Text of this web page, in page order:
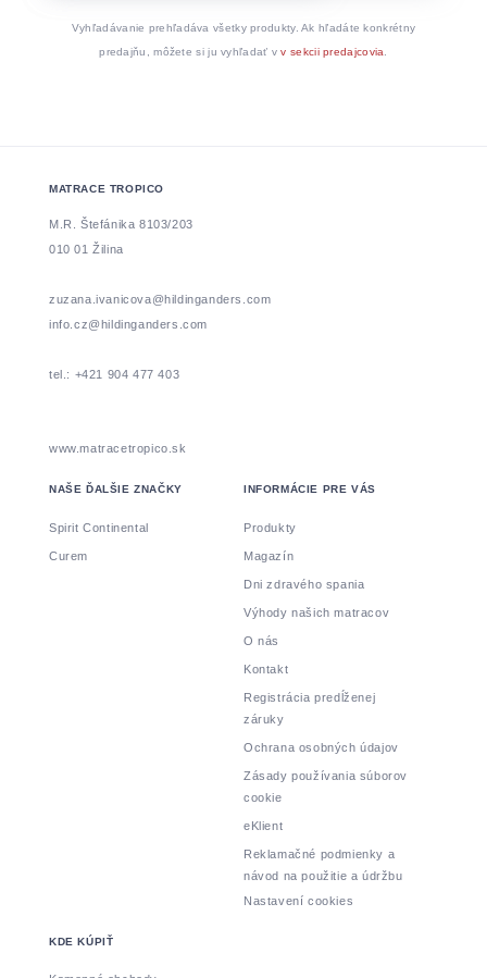
Vyhľadávanie prehľadáva všetky produkty. Ak hľadáte konkrétny
predajňu, môžete si ju vyhľadať vv sekcii predajcovia
MATRACE TROPICO
M.R. Štefánika 8103/203
010 01 Žilina
zuzana.ivanicova@hildinganders.com
info.cz@hildinganders.com
tel.: +421 904 477 403
www.matracetropico.sk
NAŠE ĎALŠIE ZNAČKY
Spirit Continental
Curem
INFORMÁCIE PRE VÁS
Produkty
Magazín
Dni zdravého spania
Výhody našich matracov
O nás
Kontakt
Registrácia predĺženej
záruky
Ochrana osobných údajov
Zásady používania súborov
cookie
eKlient
Reklamačné podmienky a
návod na použitie a údržbu
Nastavení cookies
KDE KÚPIŤ